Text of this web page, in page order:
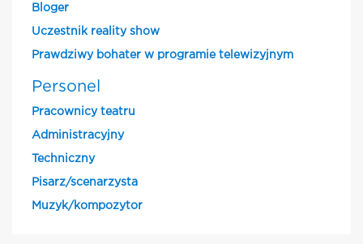
Bloger
Uczestnik reality show
Prawdziwy bohater w programie telewizyjnym
Personel
Pracownicy teatru
Administracyjny
Techniczny
Pisarz/scenarzysta
Muzyk/kompozytor